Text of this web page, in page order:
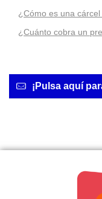
¿Cómo es una
¿Cuánto cobra un
¡Pulsa aquí